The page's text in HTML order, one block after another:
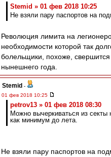
Stemid » 01 фев 2018 10:25
Не взяли пару паспортов на
Революция лимита на
необходимости которой так
болельщики, похоже,
нынешнего года.
Stemid -
01 фев 2018 10:25
petrov13 » 01 фев 2018 08:30
Можно вычеркиваться из секты
как минимум до лета.
Не взяли пару паспортов на